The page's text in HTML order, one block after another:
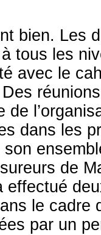
bien. Les
tous les
avec le
de
dans les
son
de
effectué
le
par un